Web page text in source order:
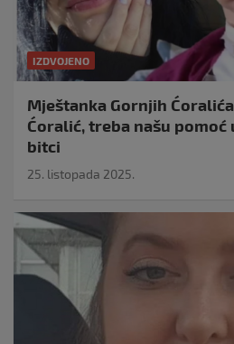
IZDVOJENO
Mještanka Gornjih
Ćoralić, treba našu
bitci
25. listopada 2025.